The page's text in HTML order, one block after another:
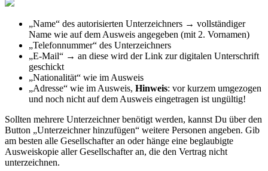
„Name“ des autorisierten Unterzeichners → vollständiger
Name wie auf dem Ausweis angegeben (mit 2. Vornamen)
„Telefonnummer“ des Unterzeichners
„E-Mail“ → an diese wird der Link zur digitalen Unterschrift
geschickt
„Nationalität“ wie im Ausweis
„Adresse“ wie im Ausweis, Hinweis: vor kurzem umgezogen
und noch nicht auf dem Ausweis eingetragen ist ungültig!
Sollten mehrere Unterzeichner benötigt werden, kannst Du über den
Button „Unterzeichner hinzufügen“ weitere Personen angeben. Gib
am besten alle Gesellschafter an oder hänge eine beglaubigte
Ausweiskopie aller Gesellschafter an, die den Vertrag nicht
unterzeichnen.